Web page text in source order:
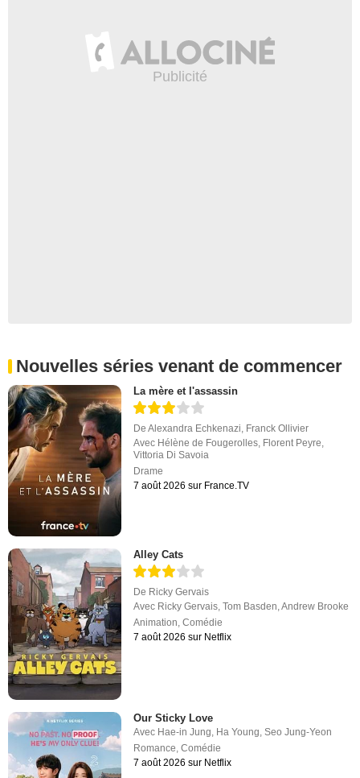
Nouvelles séries venant de commencer
La mère et l'assassin
DeAlexandra Echkenazi Franck Ollivier
Avec Hélène de Fougerolles Florent Peyre
Vittoria Di Savoia
Drame
7 août 2026 sur France.TV
Alley Cats
De Ricky Gervais
Avec Ricky Gervais,Tom Basden,Andrew Brooke
Animation,Comédie
7 août 2026 sur Netflix
Our Sticky Love
Avec Hae-in Jung, Ha Young,Seo Jung-Yeon
Romance,Comédie
7 août 2026 sur Netflix